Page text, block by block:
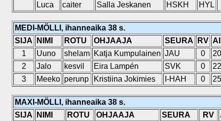
Luca
caiter Salla Jeskanen HSKH HYL
MEDI-MÖLLI, ihanneaika 38 s.
SIJA
NIMI ROTU OHJAAJA SEURA RV
1
Uuno shelam Katja Kumpulainen JAU 0
2
Jalo kesvil Eira Lampén SVK 0
3
Meeko perunp Kristiina Jokimies I-HAH 0
MAXI-MÖLLI, ihanneaika 38 s.
SIJA
NIMI ROTU OHJAAJA SEURA RV